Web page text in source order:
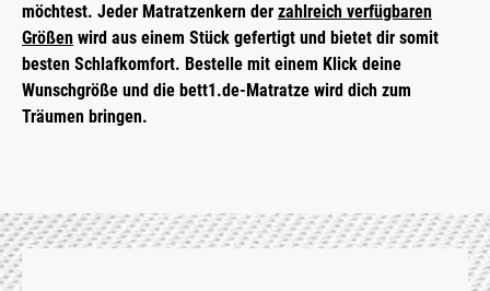
möchtest. Jeder Matratzen­kern der zahlreich verfügbaren
Größen wird aus einem Stück gefertigt und bietet dir somit
besten Schlafkomfort. Bestelle mit einem Klick deine
Wunschgröße und die bett1.de-Matratze wird dich zum
Träumen bringen.